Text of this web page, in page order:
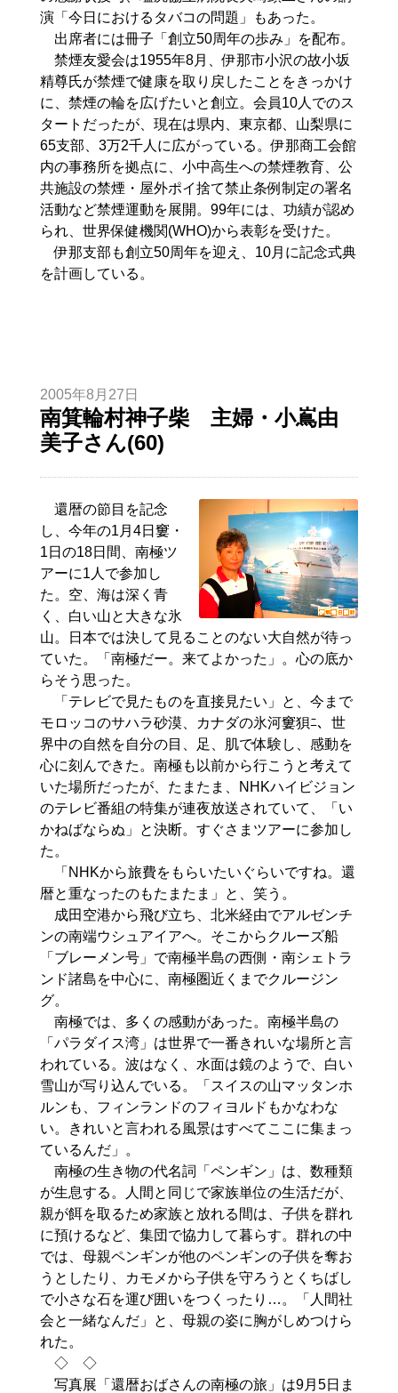
演「今日におけるタバコの問題」もあった。
出席者には冊子「創立50周年の歩み」を配布。
禁煙友愛会は1955年8月、伊那市小沢の故小坂
精尊氏が禁煙で健康を取り戻したことをきっかけ
に、禁煙の輪を広げたいと創立。会員10人でのス
タートだったが、現在は県内、東京都、山梨県に
65支部、3万2千人に広がっている。伊那商工会館
内の事務所を拠点に、小中高生への禁煙教育、公
共施設の禁煙・屋外ポイ捨て禁止条例制定の署名
活動など禁煙運動を展開。99年には、功績が認め
られ、世界保健機関(WHO)から表彰を受けた。
伊那支部も創立50周年を迎え、10月に記念式典
を計画している。
2005年8月27日
南箕輪村神子柴 主婦・小嶌由
美子さん(60)
還暦の節目を記念
し、今年の1月4日窶・
1日の18日間、南極ツ
アーに1人で参加し
た。空、海は深く青
く、白い山と大きな氷
山。日本では決して見ることのない大自然が待っ
ていた。「南極だー。来てよかった」。心の底か
らそう思った。
「テレビで見たものを直接見たい」と、今まで
モロッコのサハラ砂漠、カナダの氷河窶狽ﾆ、世
界中の自然を自分の目、足、肌で体験し、感動を
心に刻んできた。南極も以前から行こうと考えて
いた場所だったが、たまたま、NHKハイビジョン
のテレビ番組の特集が連夜放送されていて、「い
かねばならぬ」と決断。すぐさまツアーに参加し
た。
「NHKから旅費をもらいたいぐらいですね。還
暦と重なったのもたまたま」と、笑う。
成田空港から飛び立ち、北米経由でアルゼンチ
ンの南端ウシュアイアへ。そこからクルーズ船
「ブレーメン号」で南極半島の西側・南シェトラ
ンド諸島を中心に、南極圏近くまでクルージン
グ。
南極では、多くの感動があった。南極半島の
「パラダイス湾」は世界で一番きれいな場所と言
われている。波はなく、水面は鏡のようで、白い
雪山が写り込んでいる。「スイスの山マッタンホ
ルンも、フィンランドのフィヨルドもかなわな
い。きれいと言われる風景はすべてここに集まっ
ているんだ」。
南極の生き物の代名詞「ペンギン」は、数種類
が生息する。人間と同じで家族単位の生活だが、
親が餌を取るため家族と放れる間は、子供を群れ
に預けるなど、集団で協力して暮らす。群れの中
では、母親ペンギンが他のペンギンの子供を奪お
うとしたり、カモメから子供を守ろうとくちばし
で小さな石を運び囲いをつくったり…。「人間社
会と一緒なんだ」と、母親の姿に胸がしめつけら
れた。
◇ ◇
写真展「還暦おばさんの南極の旅」は9月5日ま